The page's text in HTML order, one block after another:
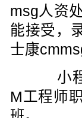
msg人资
能接受，
士康
小程
M工程师